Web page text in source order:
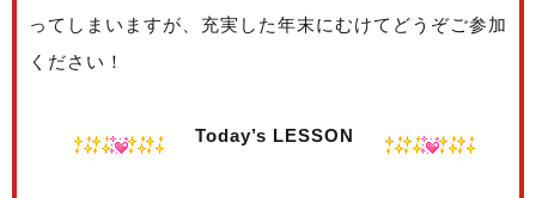
ってしまいますが、充実した年末にむけてどうぞご参加
ください！
Today’s LESSON